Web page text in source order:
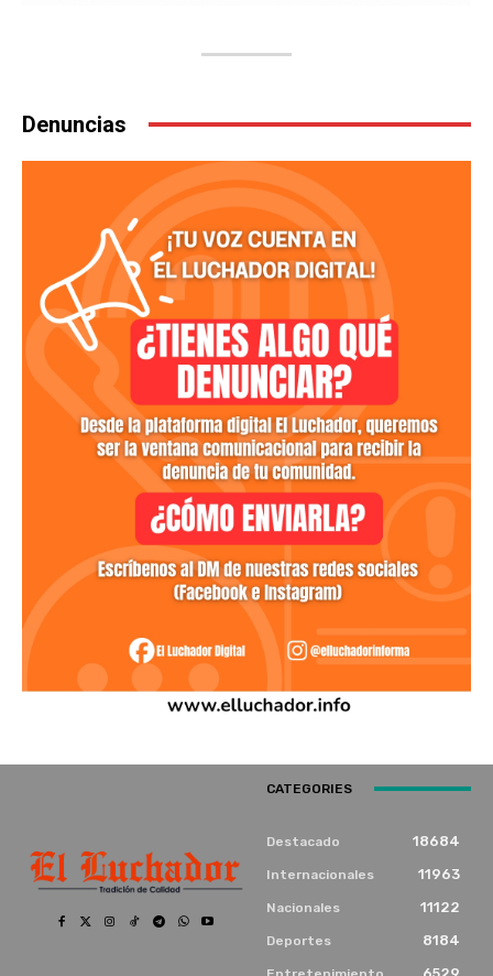
Denuncias
CATEGORIES
Destacado 18684
Internacionales 11963
Nacionales 11122
Deportes 8184